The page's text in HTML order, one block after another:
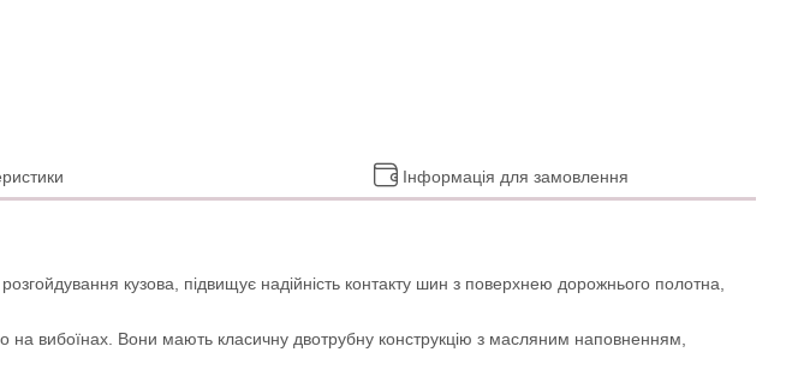
Інформація для замовлення
кузова, підвищує надійність контакту шин з поверхнею дорожнього полотна,
вибоїнах. Вони мають класичну двотрубну конструкцію з масляним наповненням,